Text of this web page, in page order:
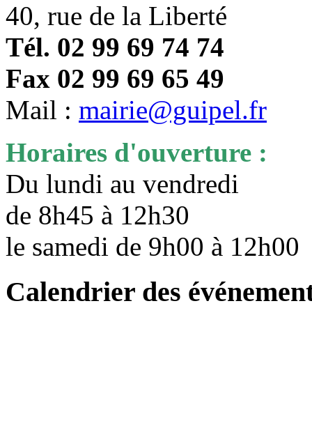
40, rue de la Liberté
Tél. 02 99 69 74 74
Fax 02 99 69 65 49
Mail : mairie@guipel.fr
Horaires d'ouverture :
Du lundi au vendredi
de 8h45 à 12h30
le samedi de 9h00 à
Calendrier des